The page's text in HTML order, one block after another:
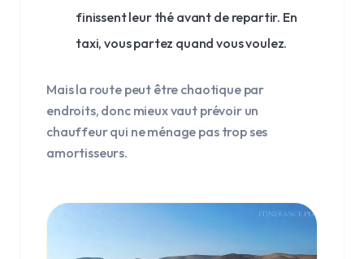
finissent leur thé avant de repartir. En
taxi, vous partez quand vous voulez.
Mais la route peut être chaotique par
endroits, donc mieux vaut prévoir un
chauffeur qui ne ménage pas trop ses
amortisseurs.